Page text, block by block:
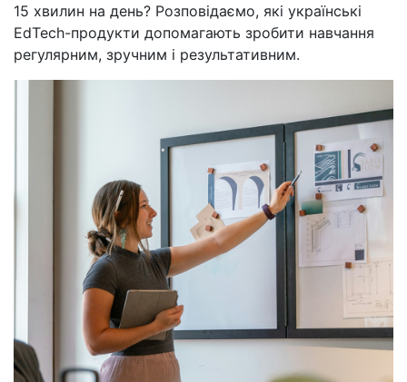
15 хвилин на день? Розповідаємо, які українські
EdTech-продукти допомагають зробити навчання
регулярним, зручним і результативним.